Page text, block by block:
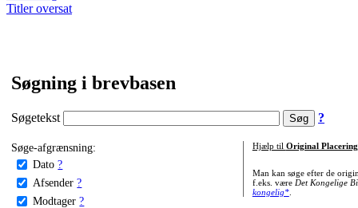
Titler oversat
Søgning i brevbasen
Søgetekst ?
Søge-afgrænsning:
Dato ?
Afsender ?
Modtager ?
Hjælp til Original Placering
Man kan søge efter de
f.eks. være Det Kongelige
kongelig*.